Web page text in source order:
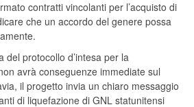
contratti vincolanti per l’acquisto di
che un accordo del genere possa
del protocollo d’intesa per la
avrà conseguenze immediate sul
il progetto invia un chiaro messaggio
di liquefazione di GNL statunitensi